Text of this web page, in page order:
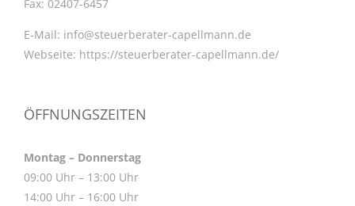
Fax: 02407-6457
E-Mail: info@steuerberater-capellmann.de
Webseite: https://steuerberater-capellmann.de/
ÖFFNUNGSZEITEN
Montag – Donnerstag
09:00 Uhr – 13:00 Uhr
14:00 Uhr – 16:00 Uhr